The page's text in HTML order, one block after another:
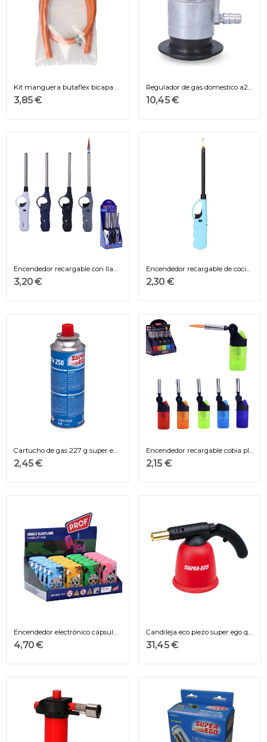
3,85 € 10,45 €
3,20 € 2,30 €
Cartucho de gas 227 g super ego (recambio...
2,45 €
Encendedor recargable cobia plegable, colores /...
2,15 €
Encendedor electrónico cápsula camuflaje,...
4,70 €
Candileja eco piezo super ego quemador soplete...
31,45 €